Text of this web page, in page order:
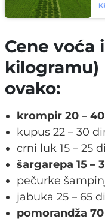
Cene voća
kilogramu)
ovako:
krompir 20 –
kupus 22 – 30
crni luk 15 – 25
šargarepa 15 –
pečurke
jabuka 25 – 65
pomorandža 70